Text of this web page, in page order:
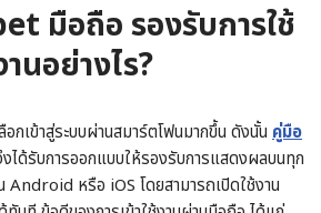
มือถือ รองรับการใช้
นอย่างไร?
กเข้าสู่ระบบผ่านสมาร์ตโฟนมากขึ้น ดังนั้น คู่มือ
ได้รับการออกแบบให้รองรับการแสดงผลบนทุก
Android หรือ iOS โดยสามารถเปิดใช้งาน